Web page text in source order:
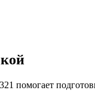
помогает